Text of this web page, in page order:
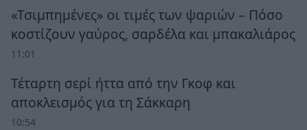
«Τσιμπημένες» οι τιμές των ψαριών – Πόσο
κοστίζουν γαύρος, σαρδέλα και μπακαλιάρος
11:01
Τέταρτη σερί ήττα από την Γκοφ και
αποκλεισμός για τη Σάκκαρη
10:54